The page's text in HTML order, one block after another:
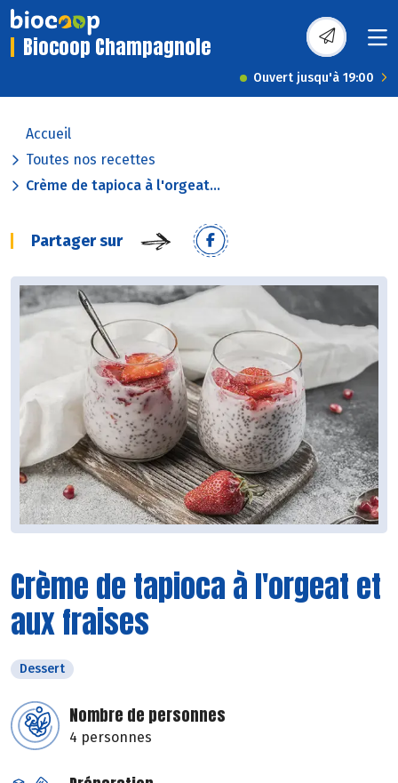
Biocoop Champagnole
Ouvert jusqu'à 19:00
Accueil
Toutes nos recettes
Crème de tapioca à l'orgeat...
Partager sur
Crème de tapioca à l'orgeat et
aux fraises
Dessert
Nombre de personnes
4 personnes